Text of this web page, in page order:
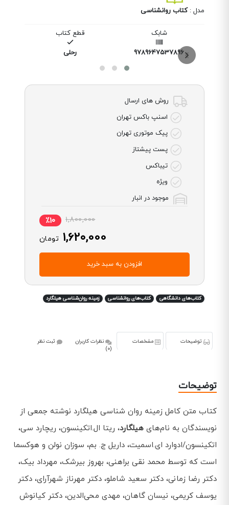
مدل :کتاب روانشناسی
شابک
9789647537896
قطع کتاب
رحلی
روش های ارسال
اسنپ باکس تهران
پیک موتوری تهران
پست پیشتاز
تیباکس
ویژه
موجود در انبار
1,800,000 ٪10
1,620,000 تومان
افزودن به سبد خرید
کتاب‌های دانشگاهی کتاب‌های روانشناسی زمینه روان‌شناسی هیلگارد
توضیحات مشخصات
نظرات کاربران
(0)
ثبت نظر
توضیحات
کتاب متن کامل زمینه روان شناسی هیلگارد نوشته جمعی از
نویسندگان به نام‌های هیلگارد، ریتا ال.اتکینسون، ریچارد سی،
اتکینسون/ادوارد ای.اسمیت، داریل ج. بم، سوزان نولن و هوکسما
است که توسط محمد نقی براهنی، بهروز بیرشک، مهرداد بیک،
دکتر رضا زمانی، دکتر سعید شاملو، دکتر مهرناز شهرآرای، دکتر
یوسف کریمی، نیسان گاهان، مهدی محی‌الدین، دکتر کیانوش